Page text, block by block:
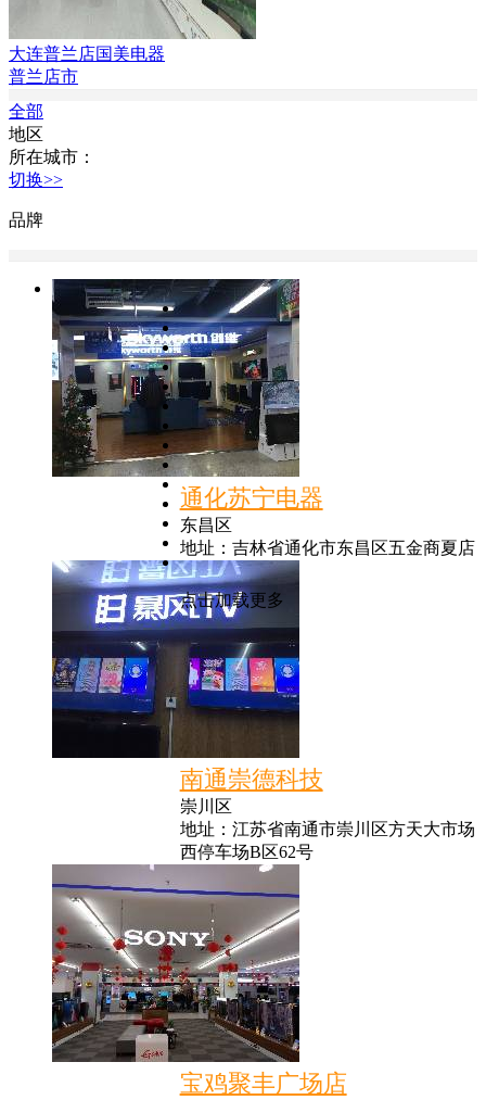
大连普兰店国美电器
普兰店市
全部
地区
所在城市：
切换>>
品牌
通化苏宁电器
东昌区
地址：吉林省通化市东昌区五金商夏店
南通崇德科技
崇川区
地址：江苏省南通市崇川区方天大市场
西停车场B区62号
宝鸡聚丰广场店
点击加载更多